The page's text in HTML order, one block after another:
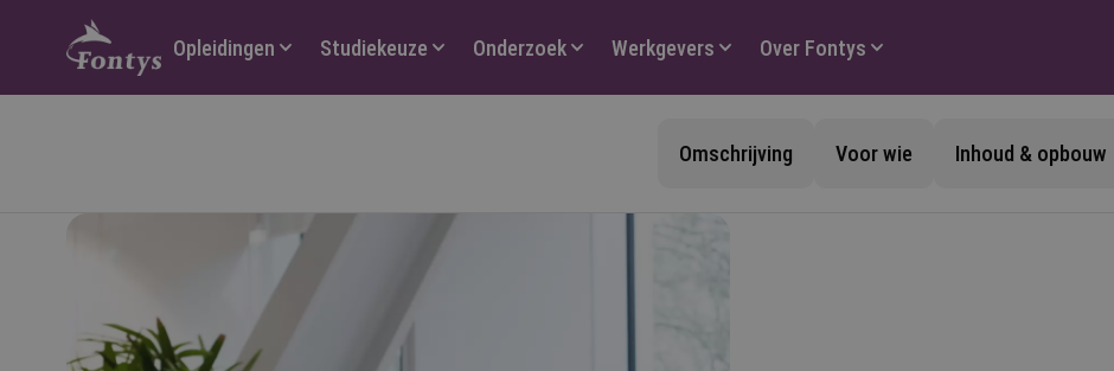
Hoofdmenu
Opleidingen Studiekeuze Onderzoek Werkgevers Over Fontys
Omschrijving Voor wie Inhoud & opbouw